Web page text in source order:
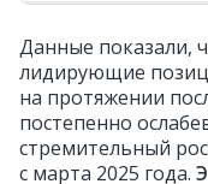
Данные показали,
лидирующие
на протяжении
постепенно
стремительный
с марта 2025 года.